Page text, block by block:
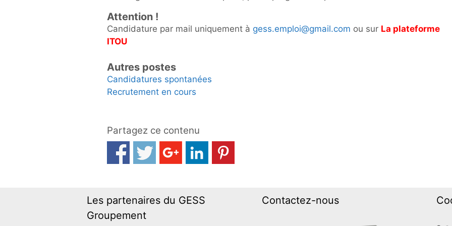
Attention !
Candidature par mail uniquement à gess.emploi@gmail.com ou sur La plateforme
ITOU
Autres postes
Candidatures spontanées
Recrutement en cours
Partagez ce contenu
Les partenaires du GESS
Groupement
Contactez-nous